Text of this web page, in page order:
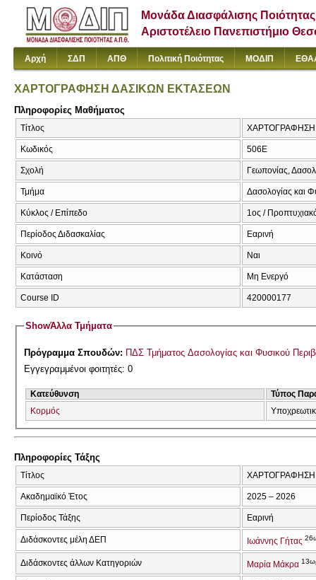
Μονάδα Διασφάλισης Ποιότητας
Αριστοτέλειο Πανεπιστήμιο
Αρχή ΣΔΠ ΑΠΘ Πολιτική Ποιότητας ΜΟΔΙΠ
ΧΑΡΤΟΓΡΑΦΗΣΗ ΔΑΣΙΚΩΝ ΕΚΤΑΣΕΩΝ
Πληροφορίες Μαθήματος
Τίτλος ΧΑΡΤΟΓΡΑΦΗΣΗ
Κωδικός 506Ε
Σχολή Γεωπονίας,
Τμήμα Δασολογίας και
Κύκλος / Επίπεδο 1ος /
Περίοδος Διδασκαλίας Εαρινή
Κοινό Ναι
Κατάσταση Μη Ενεργό
Course ID 420000177
ShowΆλλα Τμήματα
Πρόγραμμα Σπουδών: ΠΔΣ Τμήματος Δασολογίας και Φυσικού
Εγγεγραμμένοι φοιτητές: 0
Κατεύθυνση
Τύπος
Κορμός
Πληροφορίες Τάξης
Τίτλος ΧΑΡΤΟΓΡΑΦΗΣΗ
Ακαδημαϊκό Έτος 2025 – 2026
Περίοδος Τάξης Εαρινή
Διδάσκοντες μέλη ΔΕΠ Ιωάννης Γήτας
Διδάσκοντες άλλων Κατηγοριών Μαρία Μάκρα